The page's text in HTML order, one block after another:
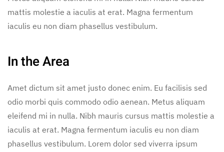
mattis molestie a iaculis at erat. Magna fermentum
iaculis eu non diam phasellus vestibulum.
In the Area
Amet dictum sit amet justo donec enim. Eu facilisis sed
odio morbi quis commodo odio aenean. Metus aliquam
eleifend mi in nulla. Nibh mauris cursus mattis molestie a
iaculis at erat. Magna fermentum iaculis eu non diam
phasellus vestibulum. Lorem dolor sed viverra ipsum